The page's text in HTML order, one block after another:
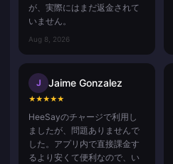
が、実際にはまだ返金されて
いません。
Aug 8, 2026
J Jaime Gonzalez
★★★★★
HeeSayのチャージで利用し
ましたが、問題ありませんで
した。アプリ内で直接課金す
るより安くて便利なので、い